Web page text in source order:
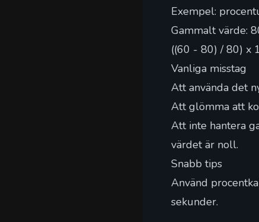
Exempel:
Gammalt värde:
((60 - 80) / 80) x
Vanliga misstag
Att använda det
Att glömma att
Att inte hantera
värdet är noll.
Snabb tips
Använd
sekunder.